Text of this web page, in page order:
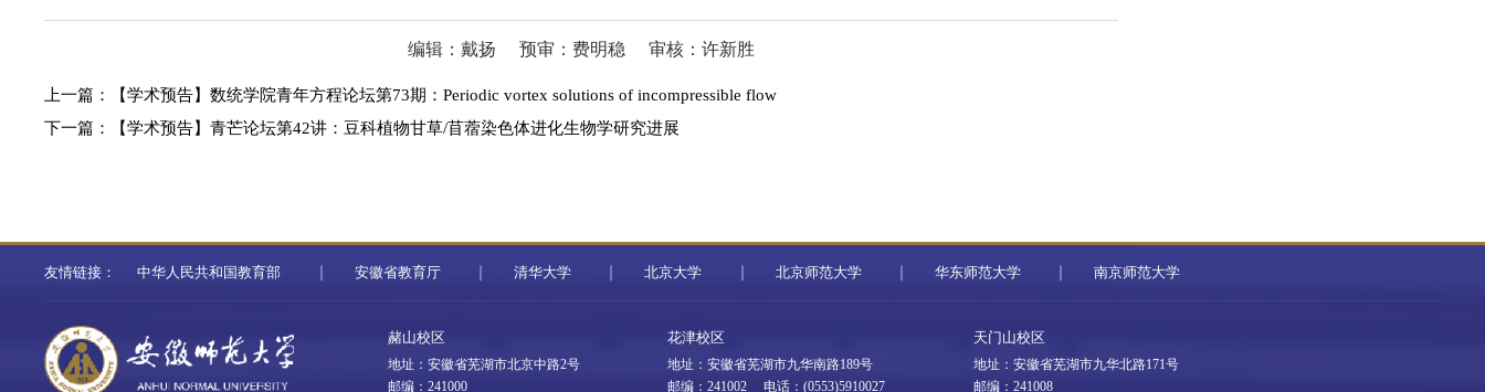
编辑：戴扬 预审：费明稳 审核：许新胜
上一篇：
【学术预告】数统学院青年方程论坛第73期：Periodic vortex solutions of incompressible flow
下一篇：
【学术预告】青芒论坛第42讲：豆科植物甘草/苜蓿染色体进化生物学研究进展
友情链接： 中华人民共和国教育部 安徽省教育厅 清华大学 北京大学 北京师范大学 华东师范大学 南京师范大学
赭山校区
地址：安徽省芜湖市北京中路2号
邮编：241000
花津校区
地址：安徽省芜湖市九华南路189号
邮编：241002 电话：(0553)5910027
天门山校区
地址：安徽省芜湖市九华北路171号
邮编：241008